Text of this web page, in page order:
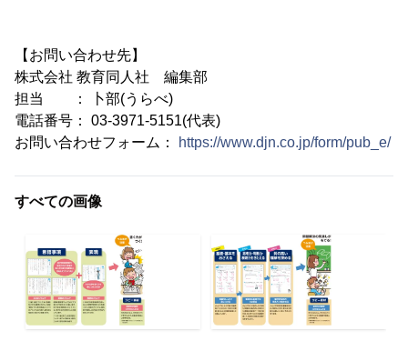
【お問い合わせ先】
株式会社 教育同人社 編集部
担当 ： 卜部(うらべ)
電話番号： 03-3971-5151(代表)
お問い合わせフォーム：
https://www.djn.co.jp/form/pub_e/
すべての画像